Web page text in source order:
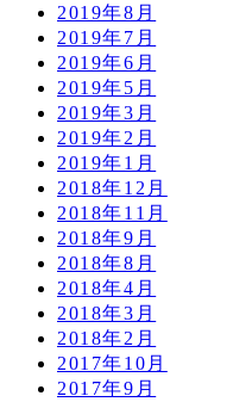
2019年8月
2019年7月
2019年6月
2019年5月
2019年3月
2019年2月
2019年1月
2018年12月
2018年11月
2018年9月
2018年8月
2018年4月
2018年3月
2018年2月
2017年10月
2017年9月